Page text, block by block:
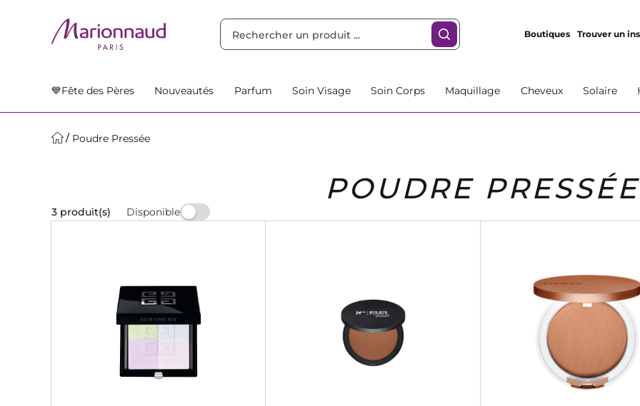
Boutiques Trouver un
💙Fête des Pères Nouveautés Parfum Soin Visage Soin Corps Maquillage Cheveux Solaire
Poudre Pressée
POUDRE PRESSÉE
3 produit(s) Disponible